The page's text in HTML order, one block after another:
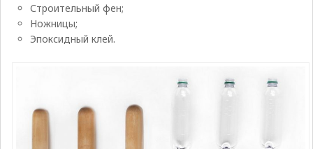
Строительный фен;
Ножницы;
Эпоксидный клей.